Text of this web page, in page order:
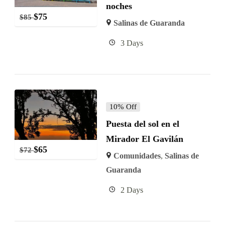
$85 $75
noches
Salinas de Guaranda
3 Days
$72 $65
10% Off
Puesta del sol en el
Mirador El Gavilán
Comunidades, Salinas de
Guaranda
2 Days